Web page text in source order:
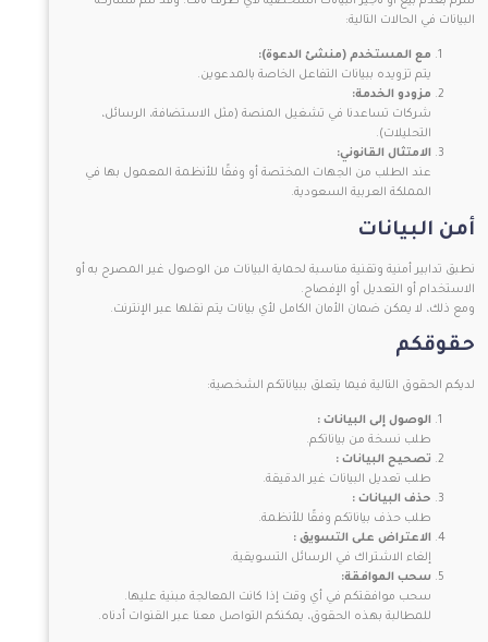
البيانات في الحالات التالية:
مع المستخدم (منشئ الدعوة):
يتم تزويده ببيانات التفاعل الخاصة بالمدعوين.
مزودو الخدمة:
شركات تساعدنا في تشغيل المنصة (مثل الاستضافة، الرسائل،
التحليلات).
الامتثال القانوني:
عند الطلب من الجهات المختصة أو وفقًا للأنظمة المعمول بها في
المملكة العربية السعودية.
أمن البيانات
نطبق تدابير أمنية وتقنية مناسبة لحماية البيانات من الوصول غير المصرح به أو
الاستخدام أو التعديل أو الإفصاح.
ومع ذلك، لا يمكن ضمان الأمان الكامل لأي بيانات يتم نقلها عبر الإنترنت.
حقوقكم
لديكم الحقوق التالية فيما يتعلق ببياناتكم الشخصية:
الوصول إلى البيانات :
طلب نسخة من بياناتكم.
تصحيح البيانات :
طلب تعديل البيانات غير الدقيقة.
حذف البيانات :
طلب حذف بياناتكم وفقًا للأنظمة.
الاعتراض على التسويق :
إلغاء الاشتراك في الرسائل التسويقية.
سحب الموافقة:
سحب موافقتكم في أي وقت إذا كانت المعالجة مبنية عليها.
للمطالبة بهذه الحقوق، يمكنكم التواصل معنا عبر القنوات أدناه.